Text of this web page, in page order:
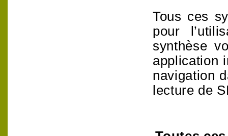
Tous ces
pour
synthèse
application
navigation
lecture de